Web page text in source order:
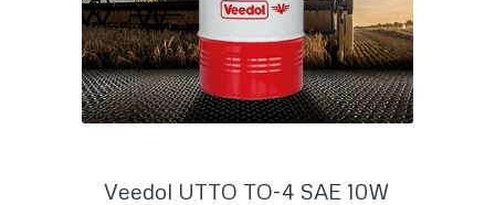
Veedol UTTO TO-4 SAE 10W